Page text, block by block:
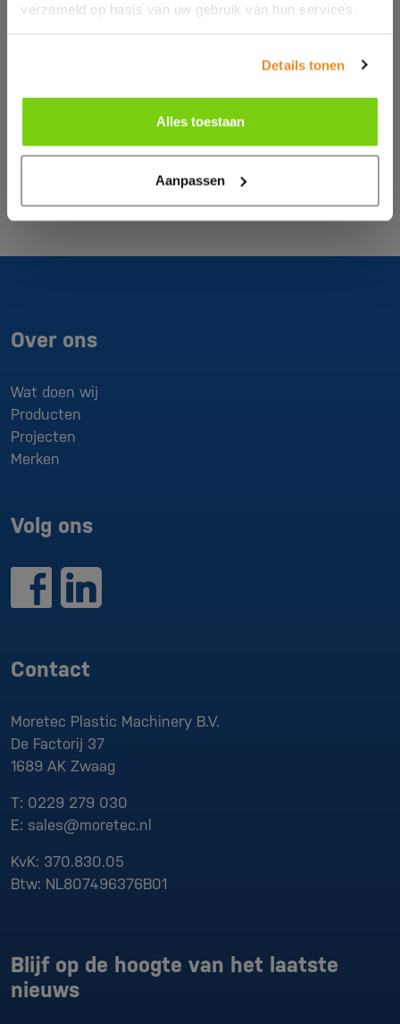
verzameld op basis van uw gebruik van hun services.
Details tonen
Alles toestaan
Aanpassen
TRIA
additieven. De weegbunker is geheel vrij en kan geen
omgevingsfactoren. Slimme software zorgt voor een
Doseerunits worden ook wel inkleurapparaten,
doseerders of sidefeeders genoemd.
Over ons
Wat doen wij
Producten
Projecten
Merken
Volg ons
Contact
Moretec Plastic Machinery B.V.
De Factorij 37
1689 AK Zwaag
T: 0229 279 030
E: sales@moretec.nl
KvK: 370.830.05
Btw: NL807496376B01
Blijf op de hoogte van het laatste
nieuws